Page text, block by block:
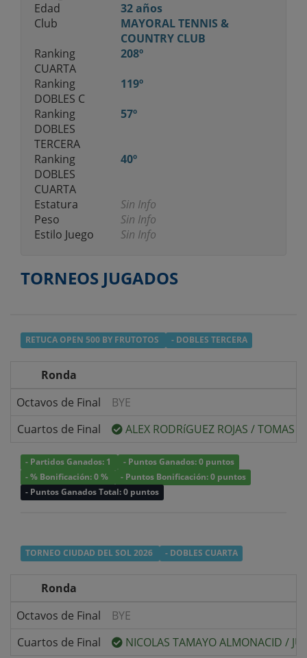
Edad
32 años
Club
MAYORAL TENNIS &
COUNTRY CLUB
Ranking
CUARTA
208º
Ranking
DOBLES C
119º
Ranking
DOBLES
TERCERA
57º
Ranking
DOBLES
CUARTA
40º
Estatura
Sin Info
Peso
Sin Info
Estilo Juego
Sin Info
TORNEOS JUGADOS
RETUCA OPEN 500 BY FRUTOTOS - DOBLES TERCERA
Ronda
Octavos de Final
BYE
Cuartos de Final
ALEX RODRíGUEZ ROJAS /TOMAS
- Partidos Ganados: 1
- Puntos Ganados: 0 puntos
- % Bonificación: 0 %
- Puntos Bonificación: 0 puntos
- Puntos Ganados Total: 0 puntos
TORNEO CIUDAD DEL SOL 2026 - DOBLES CUARTA
Ronda
Octavos de Final
BYE
Cuartos de Final
NICOLAS TAMAYO ALMONACID /